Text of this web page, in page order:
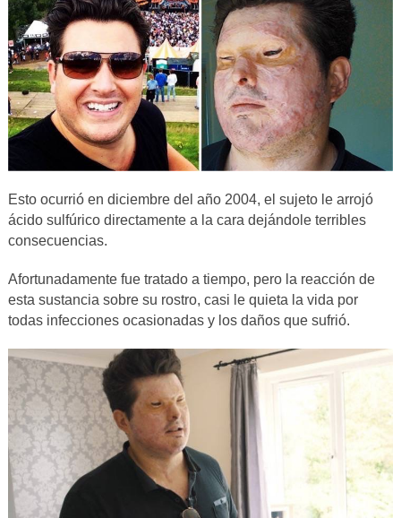
Esto ocurrió en diciembre del año 2004, el sujeto le arrojó
ácido sulfúrico directamente a la cara dejándole terribles
consecuencias.
Afortunadamente fue tratado a tiempo, pero la reacción de
esta sustancia sobre su rostro, casi le quieta la vida por
todas infecciones ocasionadas y los daños que sufrió.